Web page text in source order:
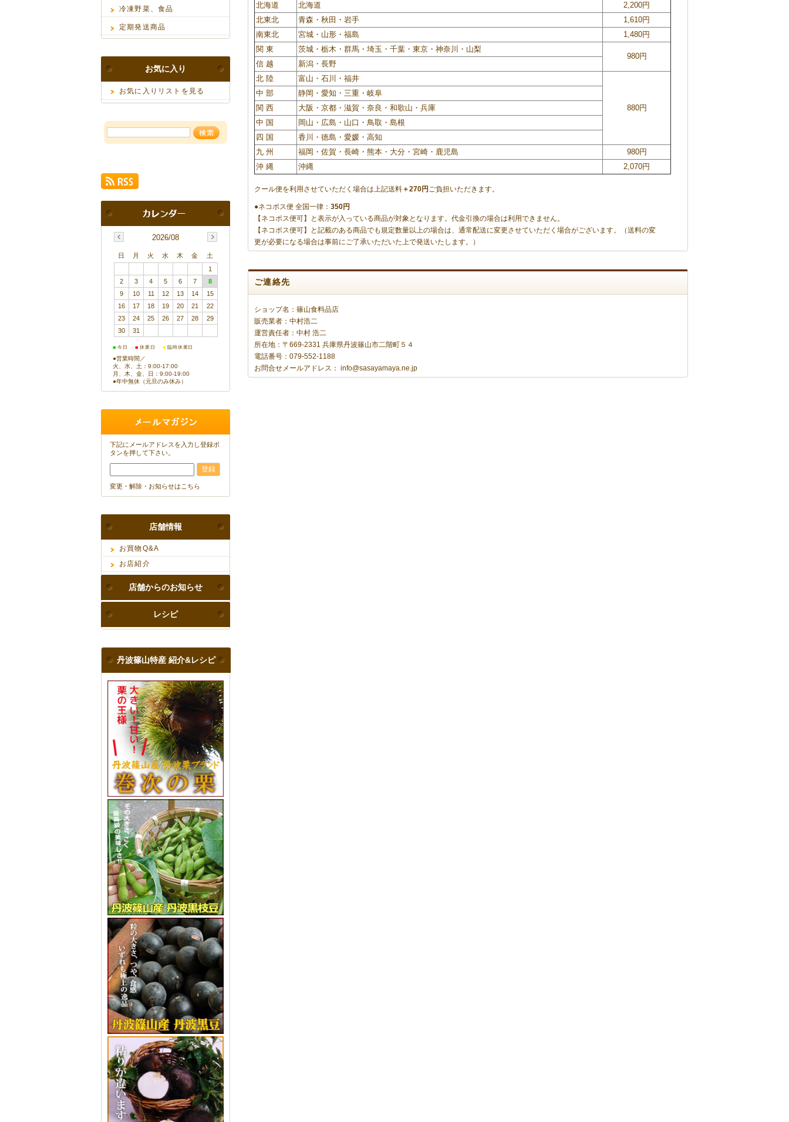
北海道
北海道
2,200円
北東北
青森・秋田・岩手
1,610円
南東北
宮城・山形・福島
1,480円
関 東
茨城・栃木・群馬・埼玉・千葉・東京・神奈川・山梨
980円
信 越
新潟・長野
北 陸
富山・石川・福井
880円
中 部
静岡・愛知・三重・岐阜
関 西
大阪・京都・滋賀・奈良・和歌山・兵庫
中 国
岡山・広島・山口・鳥取・島根
四 国
香川・徳島・愛媛・高知
九 州
福岡・佐賀・長崎・熊本・大分・宮崎・鹿児島
980円
沖 縄
沖縄 2,070円
クール便を利用させていただく場合は上記送料 ＋270円 ご負担いただきます。
●ネコポス便 全国一律： 350円
【ネコポス便可】と表示が入っている商品が対象となります。代金引換の場合は利用できません。
【ネコポス便可】と記載のある商品でも規定数量以上の場合は、通常配送に変更させていただく場合がございます。（送料の変
更が必要になる場合は事前にご了承いただいた上で発送いたします。）
ご連絡先
ショップ名：篠山食料品店
販売業者：中村浩二
運営責任者：中村 浩二
所在地：〒669-2331 兵庫県丹波篠山市二階町５４
電話番号：079-552-1188
お問合せメールアドレス： info@sasayamaya.ne.jp
冷凍野菜、食品
定期発送商品
お気に入り
お気に入りリストを見る
2026/08
日 月 火 水 木 金
土
1
2
3 4 5 6 7
8
9
10 11 12 13 14
15
16
17 18 19 20 21
22
23
24 25 26 27 28
29
30
31
■ 今日 ■ 休業日 ■ 臨時休業日
●営業時間／
火、水、土：9:00-17:00
月、木、金、日：9:00-19:00
●年中無休（元旦のみ休み）
下記にメールアドレスを入力し登録ボ
タンを押して下さい。
変更・解除・お知らせはこちら
店舗情報
お買物Q&A
お店紹介
店舗からのお知らせ
レシピ
丹波篠山特産 紹介&レシピ